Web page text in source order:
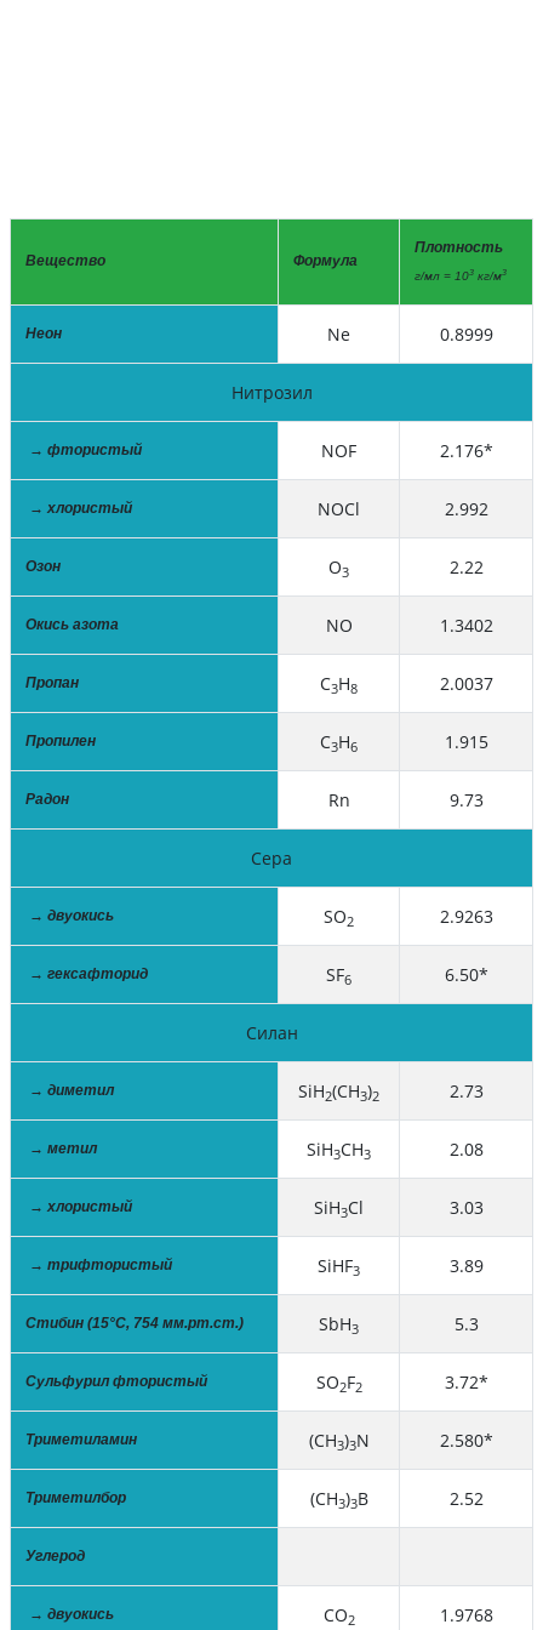
Вещество Формула
Плотность
г/мл = 103 кг/м3
Неон Ne 0.8999
Нитрозил
→ фтористый NOF 2.176*
→ хлористый NOCl 2.992
Озон O3 2.22
Окись азота NO 1.3402
Пропан C3H8 2.0037
Пропилен C3H6 1.915
Радон Rn 9.73
Сера
→ двуокись SO2 2.9263
→ гексафторид SF6 6.50*
Силан
→ диметил SiH2(CH3)2 2.73
→ метил SiH3CH3 2.08
→ хлористый SiH3Cl 3.03
→ трифтористый SiHF3 3.89
Стибин (15°С, 754 мм.рт.ст.) SbH3 5.3
Cульфурил фтористый SO2F2 3.72*
Триметиламин (CH3)3N 2.580*
Триметилбор (CH3)3B 2.52
Углерод
→ двуокись CO2 1.9768